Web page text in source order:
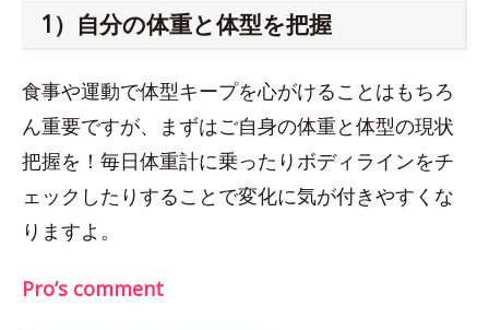
1）自分の体重と体型を把握
食事や運動で体型キープを心がけることはもちろ
ん重要ですが、まずはご自身の体重と体型の現状
把握を！毎日体重計に乗ったりボディラインをチ
ェックしたりすることで変化に気が付きやすくな
りますよ。
Pro’s comment